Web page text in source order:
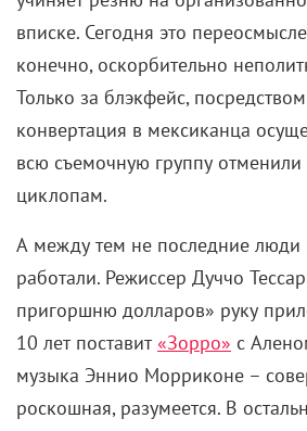
(или Marvel) своего времени, а
«Одиссеи» – своеобразными
супергероев. Так что в
пеплума кто-то наверняка
блокбастеров-кинокомиксов.
утверждал, что сценарий
тексты можно взять и
режиссер любопытно расставил
акценты. Вдобавок Мэтт заявил,
«Одиссее» как к последнему
подчеркивая значимость для
Криса сравнил с Дэвидом